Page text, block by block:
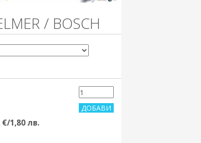
/ BOSCH
€/1,80 лв.